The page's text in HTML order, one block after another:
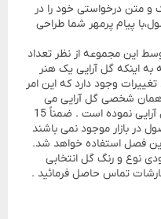
و متن درخواستی خود را در
پیام پرمهر شما طراحی
این مجموعه از نظر تعداد
اینکه گل آرایی یک هنر
چیدمان گلها تا 20 درصد تغییرات وجود دارد که این امر
شخصی گل آرایی می
شود که نمونه عکس برداری شده را گل آرایی نموده است . ضمناً 15
در بازار موجود نمی باشند
فصل استفاده خواهد شد.
نوع و رنگ گل انتخابی
تماس حاصل فرمائید .